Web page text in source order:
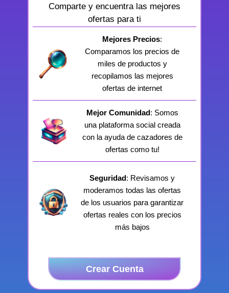
Comparte y encuentra las mejores
ofertas para ti
Mejores Precios:
Comparamos los precios de
miles de productos y
recopilamos las mejores
ofertas de internet
Mejor Comunidad: Somos
una plataforma social creada
con la ayuda de cazadores de
ofertas como tu!
Seguridad: Revisamos y
moderamos todas las ofertas
de los usuarios para garantizar
ofertas reales con los precios
más bajos
Crear Cuenta